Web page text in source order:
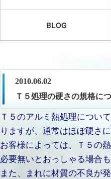
BLOG
2010.06.02
Ｔ５処理の硬さの規格に
Ｔ５のアルミ熱処理につい
りますが、通常はほぼ硬さ
お客様によっては、Ｔ５の
必要無いとおっしゃる場合も
また、まれに材質の不良が